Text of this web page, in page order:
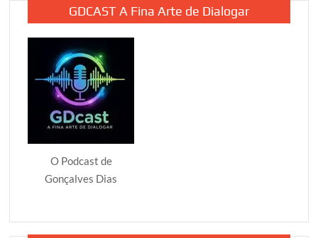
GDCAST A Fina Arte de Dialogar
O Podcast de
Gonçalves Dias